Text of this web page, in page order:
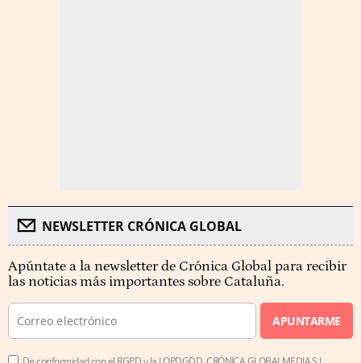
NEWSLETTER CRÓNICA GLOBAL
Apúntate a la newsletter de Crónica Global para recibir
las noticias más importantes sobre Cataluña.
APUNTARME